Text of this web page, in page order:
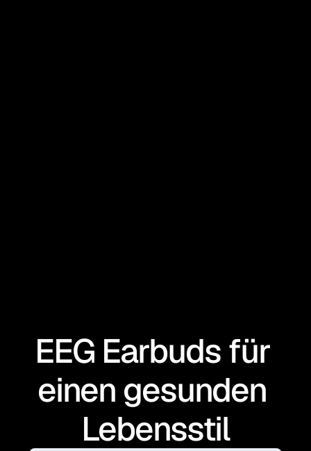
EEG Earbuds für
einen gesunden
Lebensstil